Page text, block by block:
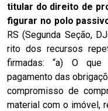
titular do direito de
figurar no polo
RS (Segunda Seção,
rito dos recursos
firmadas: “a) O que
pagamento das
compromisso de
material com o imóvel,